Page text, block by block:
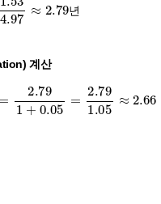
≈2.79
계산
1+0.05 = 2.791.05≈